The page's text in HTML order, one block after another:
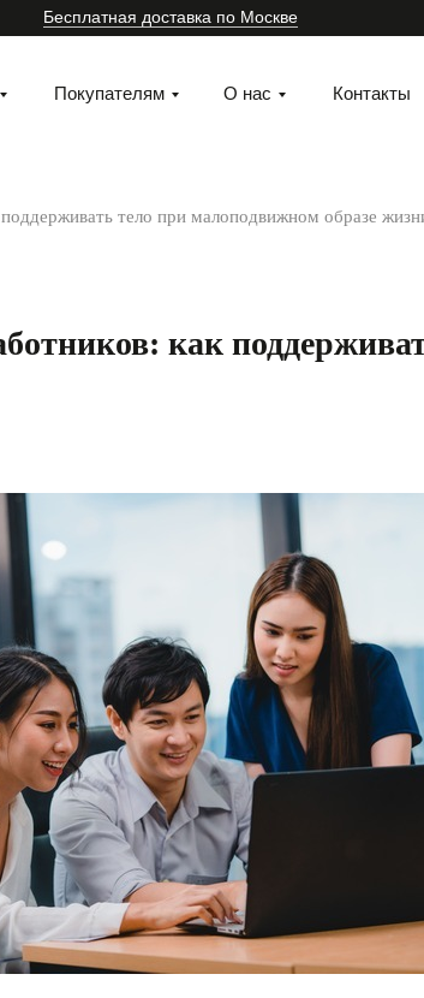
Бесплатная доставка по Москве
Покупателям О нас Контакты
тело при малоподвижном образе
как